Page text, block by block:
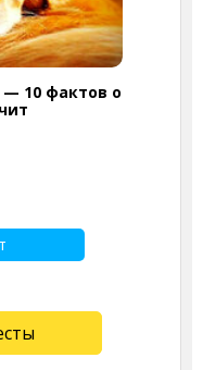
10 фактов о